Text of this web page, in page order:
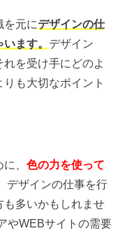
を元にデザインの仕
ます。 デザイン
を受け手にどのよ
も大切なポイント
に、色の力を使って
デザインの仕事を行
も多いかもしれませ
やWEBサイトの需要